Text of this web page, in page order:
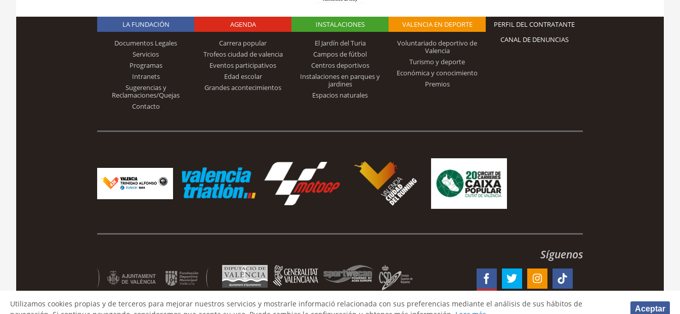
Logo Fundación
Trinidad Alfonso
LA FUNDACIÓN
Documentos Legales
Servicios
Programas
Intranets
Sugerencias y
Reclamaciones/Quejas
Contacto
AGENDA
Carrera popular
Trofeos ciudad de valencia
Eventos participativos
Edad escolar
Grandes acontecimientos
INSTALACIONES
El Jardín del Turia
Campos de fútbol
Centros deportivos
Instalaciones en parques y
jardines
Espacios naturales
VALENCIA EN DEPORTE
Voluntariado deportivo de
Valencia
Turismo y deporte
Económica y conocimiento
Premios
PERFIL DEL CONTRATANTE
CANAL DE DENUNCIAS
Síguenos
Utilizamos cookies propias y de terceros para mejorar nuestros servicios y mostrarle informació relacionada con sus preferencias mediante el análisis de sus hábitos de
Aceptar